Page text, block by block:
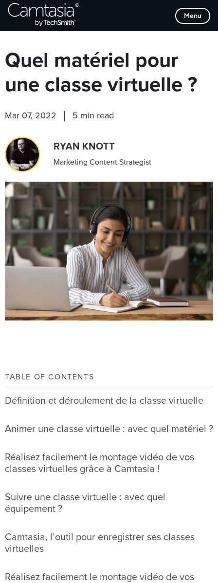
Passer
directement
Menu
Browse Categories
Quel matériel pour
une classe virtuelle ?
Mar 07, 2022 5 min read
RYAN KNOTT
Marketing Content Strategist
TABLE OF CONTENTS
Définition et déroulement de la classe virtuelle
Animer une classe virtuelle : avec quel matériel ?
Réalisez facilement le montage vidéo de vos
classes virtuelles grâce à Camtasia !
Suivre une classe virtuelle : avec quel
équipement ?
Camtasia, l’outil pour enregistrer ses classes
virtuelles
Réalisez facilement le montage vidéo de vos